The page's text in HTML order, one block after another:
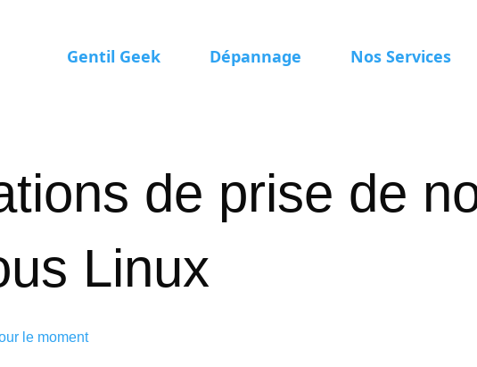
Gentil Geek Dépannage Nos Services
de prise de
Linux
le moment